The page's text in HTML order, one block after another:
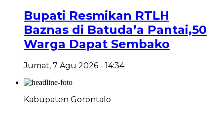
Bupati Resmikan RTLH
Baznas di Batuda’a Pantai,50
Warga Dapat Sembako
Jumat, 7 Agu 2026 - 14:34
Kabupaten Gorontalo